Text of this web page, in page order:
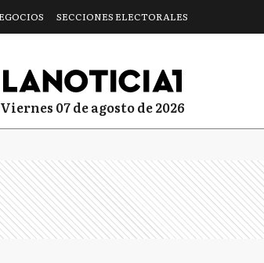
SECCIONES ELECTORALES
viernes 07 de agosto de 2026